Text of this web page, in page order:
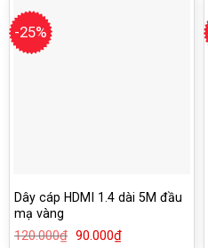
-25%
Dây cáp HDMI 1.4 dài 5M đầu
mạ vàng
120.000₫ Giá
90.000₫Giá